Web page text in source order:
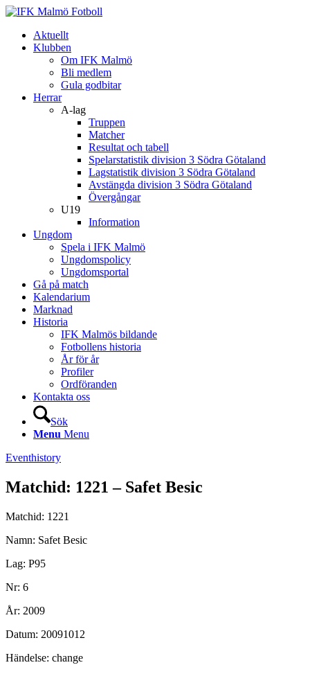
Aktuellt
Klubben
Om IFK Malmö
Bli medlem
Gula godbitar
Herrar
A-lag
Truppen
Matcher
Resultat och tabell
Spelarstatistik division 3 Södra Götaland
Lagstatistik division 3 Södra Götaland
Avstängda division 3 Södra Götaland
Övergångar
U19
Information
Ungdom
Spela i IFK Malmö
Ungdomspolicy
Ungdomsportal
Gå på match
Kalendarium
Marknad
Historia
IFK Malmös bildande
Fotbollens historia
År för år
Profiler
Ordföranden
Kontakta oss
Sök
Menu Menu
Eventhistory
Matchid: 1221 – Safet Besic
Matchid: 1221
Namn: Safet Besic
Lag: P95
Nr: 6
År: 2009
Datum: 20091012
Händelse: change